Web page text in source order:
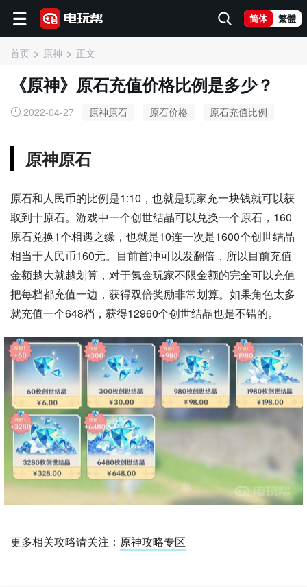
简体 繁體
首页 原神 正文
《原神》原石充值价格比例是多少？
2022-04-27 原神原石 原石价格 原石充值比例
原神原石
原石和人民币的比例是1:10，也就是玩家充一块钱就可以获
取到十原石。游戏中一个创世结晶可以兑换一个原石，160
原石兑换1个相遇之缘，也就是10连一次是1600个创世结晶
相当于人民币160元。目前首冲可以发翻倍，所以目前充值
金额越大就越划算，对于氪金玩家不限金额的完全可以充值
把每档都充值一边，获得双倍奖励非常划算。如果角色太多
就充值一个648档，获得12960个创世结晶也是不错的。
更多相关攻略请关注： 原神攻略专区